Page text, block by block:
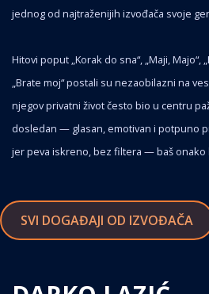
jednog od najtraženijih izvođača svoje
Hitovi poput „Korak do sna“, „Maji, Majo“,
„Brate moj“ postali su nezaobilazni na
njegov privatni život često bio u centru
dosledan — glasan, emotivan i potpuno
jer peva iskreno, bez filtera — baš onako
SVI DOGAĐAJI OD IZVOĐAČA